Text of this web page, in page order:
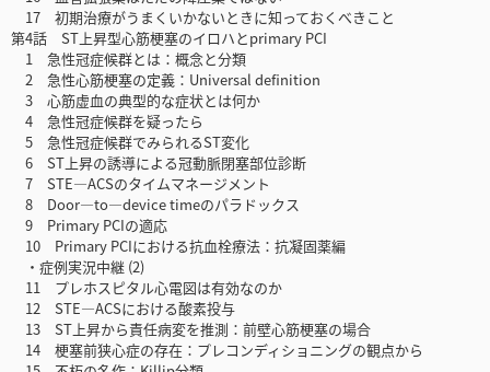
17 初期治療がうまくいかないときに知っておくべきこと
第4話 ST上昇型心筋梗塞のイロハとprimary PCI
1 急性冠症候群とは：概念と分類
2 急性心筋梗塞の定義：Universal definition
3 心筋虚血の典型的な症状とは何か
4 急性冠症候群を疑ったら
5 急性冠症候群でみられるST変化
6 ST上昇の誘導による冠動脈閉塞部位診断
7 STE—ACSのタイムマネージメント
8 Door—to—device timeのパラドックス
9 Primary PCIの適応
10 Primary PCIにおける抗血栓療法：抗凝固薬編
・症例実況中継 (2)
11 プレホスピタル心電図は有効なのか
12 STE—ACSにおける酸素投与
13 ST上昇から責任病変を推測：前壁心筋梗塞の場合
14 梗塞前狭心症の存在：プレコンディショニングの観点から